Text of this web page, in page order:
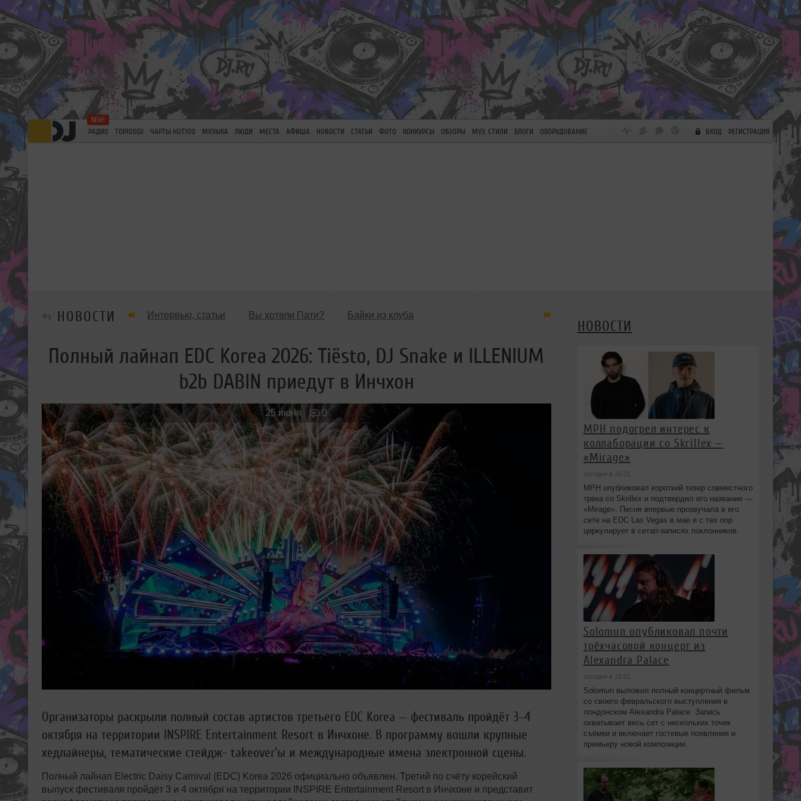
РАДИО TOP100DJ ЧАРТЫ HOT100 МУЗЫКА ЛЮДИ МЕСТА АФИША НОВОСТИ СТАТЬИ ФОТО КОНКУРСЫ ОБЗОРЫ МУЗ. СТИЛИ БЛОГИ ОБОРУДОВАНИЕ ВХОД РЕГИСТРАЦИЯ
НОВОСТИ Интервью, статьи Вы хотели Пати? Байки из клуба
Танцевальные стили Обзоры Вечеринок и Клубов Новые лица
Мужчина & Женщина
Полный лайнап EDC Korea 2026: Tiësto, DJ Snake и ILLENIUM
b2b DABIN приедут в Инчхон
25 июня 0
Организаторы раскрыли полный состав артистов третьего EDC Korea — фестиваль пройдёт 3–4
октября на территории INSPIRE Entertainment Resort в Инчхоне. В программу вошли крупные
хедлайнеры, тематические стейдж- takeover'ы и международные имена электронной сцены.
Полный лайнап Electric Daisy Carnival (EDC) Korea 2026 официально объявлен. Третий по счёту корейский
выпуск фестиваля пройдёт 3 и 4 октября на территории INSPIRE Entertainment Resort в Инчхоне и представит
НОВОСТИ
MPH подогрел интерес к
коллаборации со Skrillex —
«Mirage»
сегодня в 16:31
MPH опубликовал короткий тизер совместного
трека со Skrillex и подтвердил его название —
«Mirage». Песня впервые прозвучала в его
сете на EDC Las Vegas в мае и с тех пор
циркулирует в сетап-записях поклонников.
Solomun опубликовал почти
трёхчасовой концерт из
Alexandra Palace
сегодня в 16:01
Solomun выложил полный концертный фильм
со своего февральского выступления в
лондонском Alexandra Palace. Запись
охватывает весь сет с нескольких точек
съёмки и включает гостевые появления и
премьеру новой композиции.